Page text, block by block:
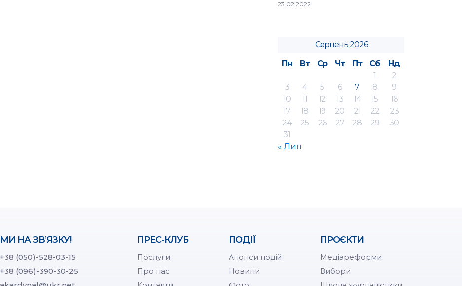
23.02.2022
Серпень 2026
Пн
Вт Ср Чт Пт Сб
Нд
1
2
3
4 5 6 7 8
9
10
11 12 13 14 15
16
17
18 19 20 21 22
23
24
25 26 27 28 29
30
31
« Лип
МИ НА ЗВ’ЯЗКУ!
+38 (050)-528-03-15
+38 (096)-390-30-25
ПРЕС-КЛУБ
Послуги
Про нас
ПОДІЇ
Анонси подій
Новини
ПРОЄКТИ
Медіареформи
Вибори